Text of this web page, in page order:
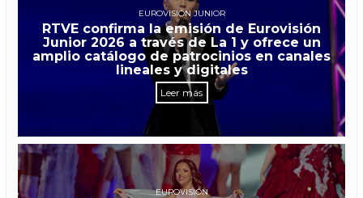
EUROVISIÓN JUNIOR
RTVE confirma la emisión de Eurovisión
Junior 2026 a través de La 1 y ofrece un
amplio catálogo de patrocinios en canales
lineales y digitales
Leer más
EUROVISIÓN